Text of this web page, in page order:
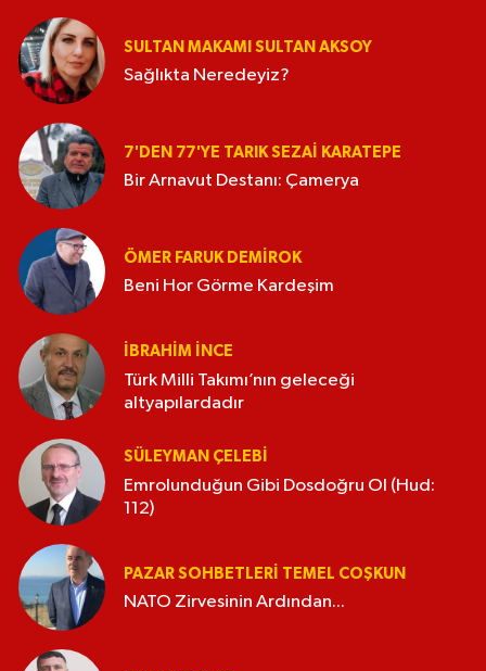
SULTAN MAKAMI SULTAN AKSOY
Sağlıkta Neredeyiz?
7'DEN 77'YE TARIK SEZAI KARATEPE
Bir Arnavut Destanı: Çamerya
ÖMER FARUK DEMIROK
Beni Hor Görme Kardeşim
İBRAHIM İNCE
Türk Milli Takımı’nın geleceği
altyapılardadır
SÜLEYMAN ÇELEBI
Emrolunduğun Gibi Dosdoğru Ol (Hud:
112)
PAZAR SOHBETLERI TEMEL COŞKUN
NATO Zirvesinin Ardından...